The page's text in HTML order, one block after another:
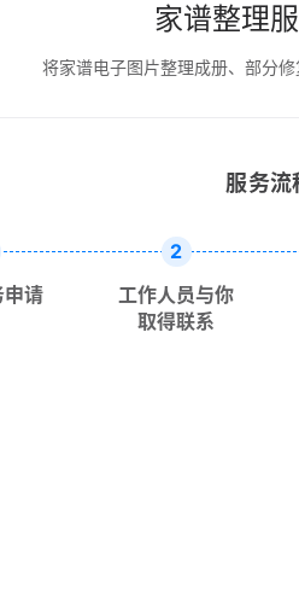
家谱整理
将家谱电子图片整理成册、部分修
服务流
申请
2
工作人员与你
取得联系